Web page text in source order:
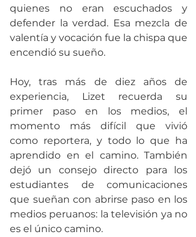
quienes no eran escuchados y
defender la verdad. Esa mezcla de
valentía y vocación fue la chispa que
encendió su sueño.
Hoy, tras más de diez años de
experiencia, Lizet recuerda su
primer paso en los medios, el
momento más difícil que vivió
como reportera, y todo lo que ha
aprendido en el camino. También
dejó un consejo directo para los
estudiantes de comunicaciones
que sueñan con abrirse paso en los
medios peruanos: la televisión ya no
es el único camino.